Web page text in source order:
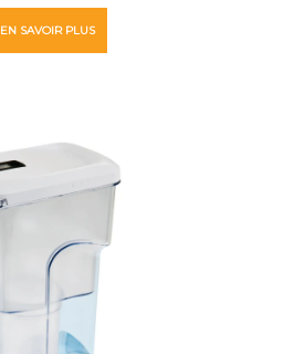
EN SAVOIR PLUS